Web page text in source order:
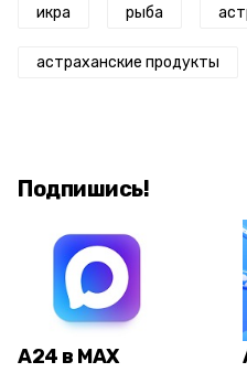
икра рыба
астраханские продукты
Подпишись!
А24 в MAX